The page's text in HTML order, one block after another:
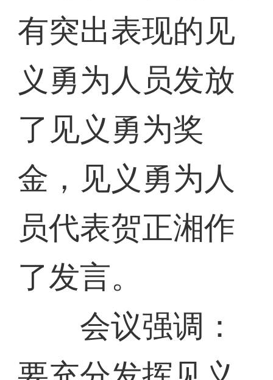
有突出表现的见
义勇为人员发放
了见义勇为奖
金，见义勇为人
员代表贺正湘作
了发言。
会议强调：